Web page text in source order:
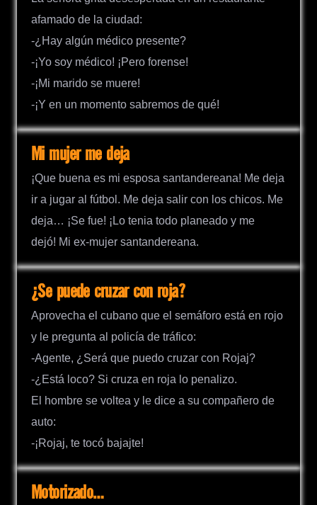
afamado de la ciudad:
-¿Hay algún médico presente?
-¡Yo soy médico! ¡Pero forense!
-¡Mi marido se muere!
-¡Y en un momento sabremos de qué!
Mi mujer me deja
¡Que buena es mi esposa santandereana! Me deja
ir a jugar al fútbol. Me deja salir con los chicos. Me
deja… ¡Se fue! ¡Lo tenia todo planeado y me
dejó! Mi ex-mujer santandereana.
¿Se puede cruzar con roja?
Aprovecha el cubano que el semáforo está en rojo
y le pregunta al policía de tráfico:
-Agente, ¿Será que puedo cruzar con Rojaj?
-¿Está loco? Si cruza en roja lo penalizo.
El hombre se voltea y le dice a su compañero de
auto:
-¡Rojaj, te tocó bajajte!
Motorizado…